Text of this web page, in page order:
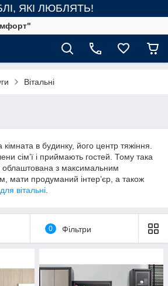
ЯКІ ЛЮБЛЯТЬ!
Вітальні
в будинку, його центр тяжіння.
сім’ї і приймають гостей. Тому така
облаштована з максимальним
мати продуманий інтер’єр, а також
вітальні
0 Фільтри